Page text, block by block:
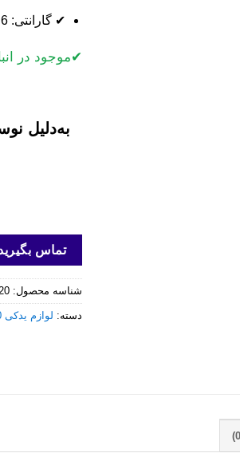
✔ گارانتی: 6 ماه
✔موجود در
به‌دلیل
تماس
شناسه محصول:
دسته: لوازم یدکی 110